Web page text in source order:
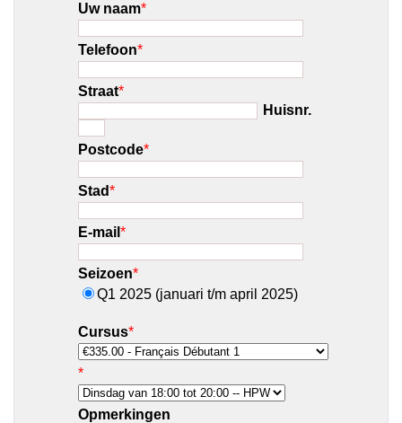
Uw naam*
Telefoon*
Straat*
Huisnr.
Postcode*
Stad*
E-mail *
Seizoen*
Q1 2025 (januari t/m april 2025)
Cursus*
*
Opmerkingen